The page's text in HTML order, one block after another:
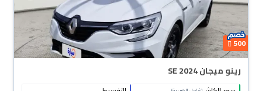
500
رينو ميجان SE 2024